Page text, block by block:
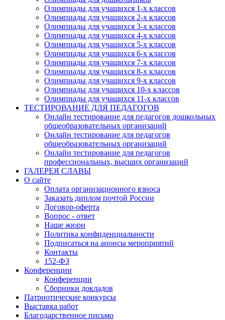
Олимпиады для учащихся 1-х классов
Олимпиады для учащихся 2-х классов
Олимпиады для учащихся 3-х классов
Олимпиады для учащихся 4-х классов
Олимпиады для учащихся 5-х классов
Олимпиады для учащихся 6-х классов
Олимпиады для учащихся 7-х классов
Олимпиады для учащихся 8-х классов
Олимпиады для учащихся 9-х классов
Олимпиады для учащихся 10-х классов
Олимпиады для учащихся 11-х классов
ТЕСТИРОВАНИЕ ДЛЯ ПЕДАГОГОВ
Онлайн тестирование для педагогов дошкольных
общеобразовательных организаций
Онлайн тестирование для педагогов
общеобразовательных организаций
Онлайн тестирование для педагогов
профессиональных, высших организаций
ГАЛЕРЕЯ СЛАВЫ
О сайте
Оплата организационного взноса
Заказать диплом почтой России
Договор-оферта
Вопрос - ответ
Наше жюри
Политика конфиденциальности
Подписаться на анонсы мероприятий
Контакты
152-ФЗ
Конференции
Конференции
Сборники докладов
Патриотические конкурсы
Выставка работ
Благодарственное письмо